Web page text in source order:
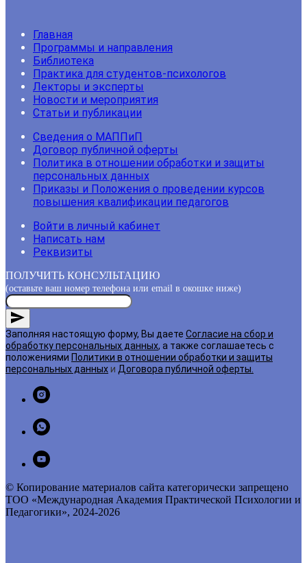
Главная
Программы и направления
Библиотека
Практика для студентов-психологов
Лекторы и эксперты
Новости и мероприятия
Статьи и публикации
Сведения о МАППиП
Договор публичной оферты
Политика в отношении обработки и защиты
персональных данных
Приказы и Положения о проведении курсов
повышения квалификации педагогов
Войти в личный кабинет
Написать нам
Реквизиты
ПОЛУЧИТЬ КОНСУЛЬТАЦИЮ
(оставьте ваш номер телефона или email в окошке ниже)
Заполняя настоящую форму, Вы даете Согласие на сбор и
обработку персональных данных, а также соглашаетесь с
положениями Политики в отношении обработки и защиты
персональных данныхи Договора публичной оферты
© Копирование материалов сайта категорически запрещено
ТОО «Международная Академия Практической Психологии и
Педагогики», 2024-2026